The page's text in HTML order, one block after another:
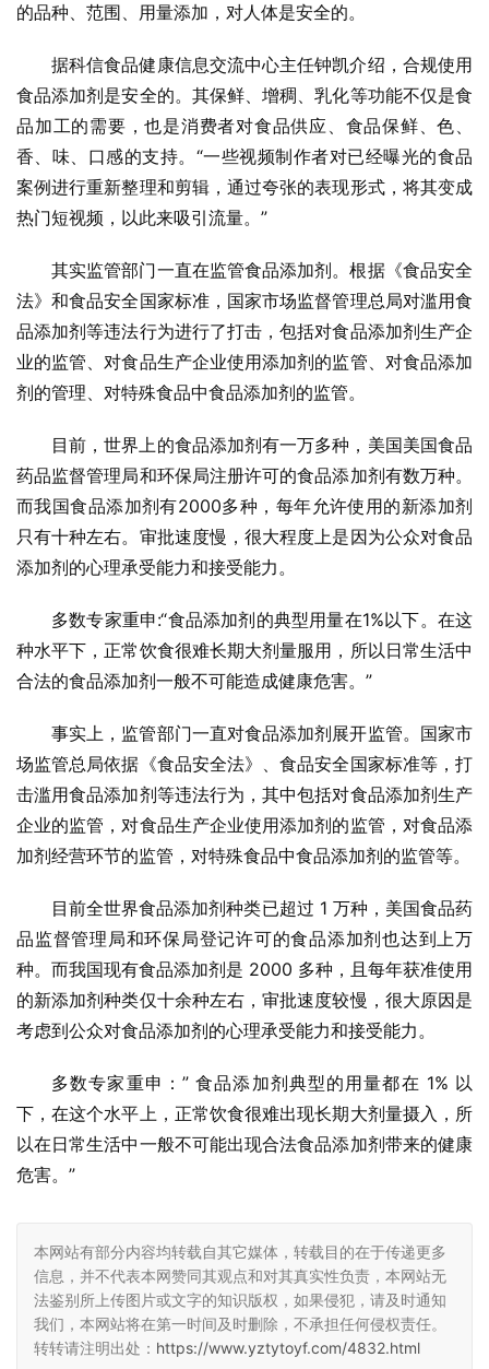
的品种、范围、用量添加，对人体是安全的。
据科信食品健康信息交流中心主任钟凯介绍，合规使用
食品添加剂是安全的。其保鲜、增稠、乳化等功能不仅是食
品加工的需要，也是消费者对食品供应、食品保鲜、色、
香、味、口感的支持。“一些视频制作者对已经曝光的食品
案例进行重新整理和剪辑，通过夸张的表现形式，将其变成
热门短视频，以此来吸引流量。”
其实监管部门一直在监管食品添加剂。根据《食品安全
法》和食品安全国家标准，国家市场监督管理总局对滥用食
品添加剂等违法行为进行了打击，包括对食品添加剂生产企
业的监管、对食品生产企业使用添加剂的监管、对食品添加
剂的管理、对特殊食品中食品添加剂的监管。
目前，世界上的食品添加剂有一万多种，美国美国食品
药品监督管理局和环保局注册许可的食品添加剂有数万种。
而我国食品添加剂有2000多种，每年允许使用的新添加剂
只有十种左右。审批速度慢，很大程度上是因为公众对食品
添加剂的心理承受能力和接受能力。
多数专家重申:“食品添加剂的典型用量在1%以下。在这
种水平下，正常饮食很难长期大剂量服用，所以日常生活中
合法的食品添加剂一般不可能造成健康危害。”
事实上，监管部门一直对食品添加剂展开监管。国家市
场监管总局依据《食品安全法》、食品安全国家标准等，打
击滥用食品添加剂等违法行为，其中包括对食品添加剂生产
企业的监管，对食品生产企业使用添加剂的监管，对食品添
加剂经营环节的监管，对特殊食品中食品添加剂的监管等。
目前全世界食品添加剂种类已超过 1 万种，美国食品药
品监督管理局和环保局登记许可的食品添加剂也达到上万
种。而我国现有食品添加剂是 2000 多种，且每年获准使用
的新添加剂种类仅十余种左右，审批速度较慢，很大原因是
考虑到公众对食品添加剂的心理承受能力和接受能力。
多数专家重申：” 食品添加剂典型的用量都在 1% 以
下，在这个水平上，正常饮食很难出现长期大剂量摄入，所
以在日常生活中一般不可能出现合法食品添加剂带来的健康
危害。”
本网站有部分内容均转载自其它媒体，转载目的在于传递更多
信息，并不代表本网赞同其观点和对其真实性负责，本网站无
法鉴别所上传图片或文字的知识版权，如果侵犯，请及时通知
我们，本网站将在第一时间及时删除，不承担任何侵权责任。
转转请注明出处： https://www.yztytoyf.com/4832.html